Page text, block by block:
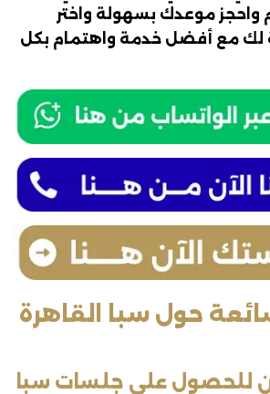
واحجز موعدك بسهولة واختر
لك مع أفضل خدمة واهتمام بكل
حول سبا القاهرة
للحصول على جلسات سبا